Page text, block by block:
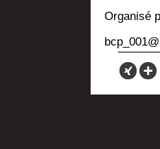
Orga­ni­sé